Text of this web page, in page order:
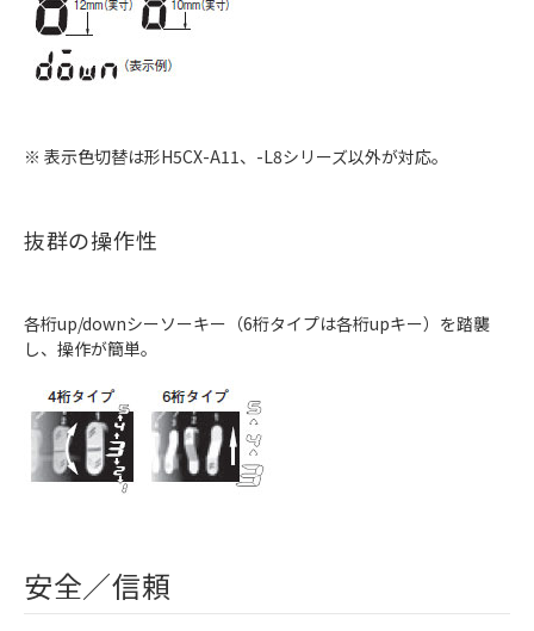
※ 表示色切替は形H5CX-A11、-L8シリーズ以外が対応。
抜群の操作性
各桁up/downシーソーキー（6桁タイプは各桁upキー）を踏襲
し、操作が簡単。
安全／信頼